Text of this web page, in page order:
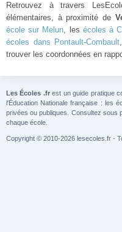
Retrouvez à travers
élémentaires, à proximité de
école sur Melun, les écoles à
écoles dans Pontault-Combault
trouver les coordonnées en
Les Écoles .frest un guide pratique
l'Éducation Nationale française : les
privées ou publiques. Consultez sous
chaque école.
Copyright © 2010-2026 lesecoles.fr -